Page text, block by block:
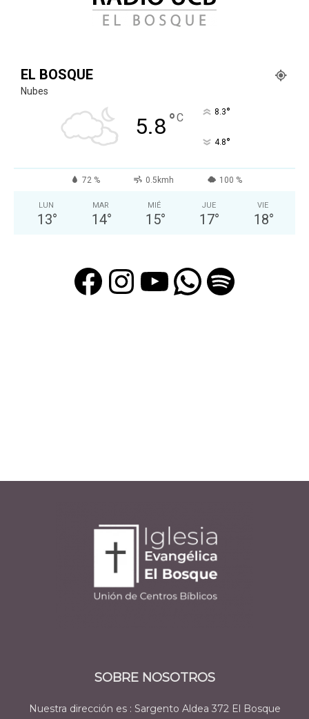
EL BOSQUE
Nubes
5.8°C 8.3°
4.8°
72 % 0.5kmh 100 %
LUN
13°
MAR
14°
MIÉ
15°
JUE
17°
VIE
18°
Facebook
Instagram
YouTube
SOBRE NOSOTROS
Nuestra dirección es : Sargento Aldea 372 El Bosque